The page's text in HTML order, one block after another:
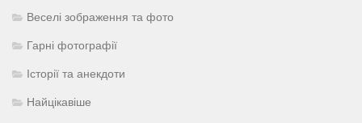
Веселі зображення та фото
Гарні фотографії
Історії та анекдоти
Найцікавіше